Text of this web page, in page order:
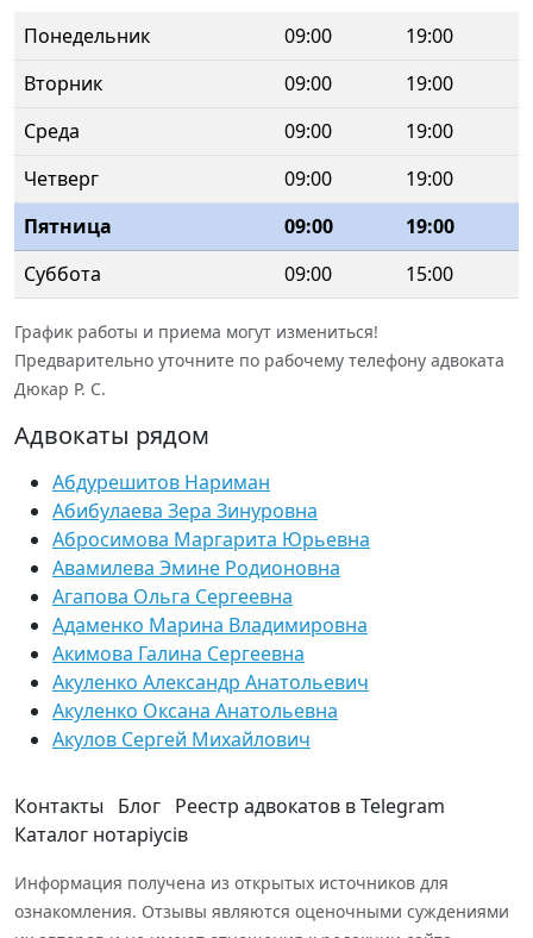
Понедельник 09:00
19:00
Вторник
09:00
19:00
Среда
09:00
19:00
Четверг
09:00
19:00
Пятница
09:00
19:00
Суббота
09:00 15:00
График работы и приема могут измениться!
Предварительно уточните по рабочему телефону адвоката
Дюкар Р. С.
Адвокаты рядом
Абдурешитов Нариман
Абибулаева Зера Зинуровна
Абросимова Маргарита Юрьевна
Авамилева Эмине Родионовна
Агапова Ольга Сергеевна
Адаменко Марина Владимировна
Акимова Галина Сергеевна
Акуленко Александр Анатольевич
Акуленко Оксана Анатольевна
Акулов Сергей Михайлович
Контакты Блог Реестр адвокатов в Telegram
Каталог нотаріусів
Информация получена из открытых источников для
ознакомления. Отзывы являются оценочными суждениями